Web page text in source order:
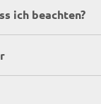
ich beachten?